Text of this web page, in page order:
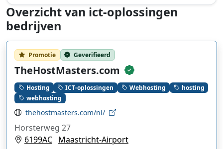
Overzicht van ict-oplossingen
bedrijven
Promotie Geverifieerd
TheHostMasters.com
Hosting ICT-oplossingen Webhosting
hosting
webhosting
thehostmasters.com/nl/
Horsterweg 27
6199AC Maastricht-Airport